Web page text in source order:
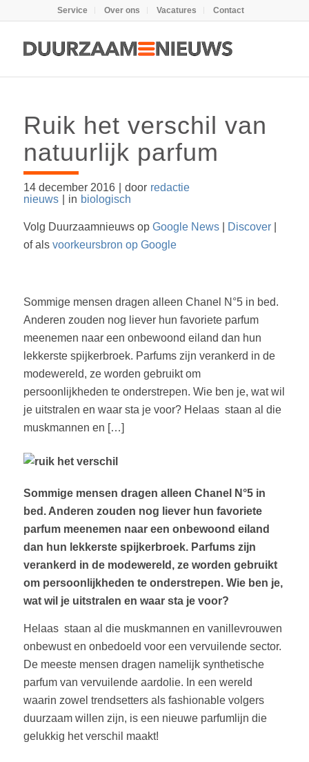
Service Over ons Vacatures Contact
Ruik het verschil van
natuurlijk parfum
14 december 2016 door redactie
nieuws
in biologisch
Volg Duurzaamnieuws op Google News| Discover|
of als voorkeursbron op Google
Sommige mensen dragen alleen Chanel N°5 in bed.
Anderen zouden nog liever hun favoriete parfum
meenemen naar een onbewoond eiland dan hun
lekkerste spijkerbroek. Parfums zijn verankerd in de
modewereld, ze worden gebruikt om
persoonlijkheden te onderstrepen. Wie ben je, wat wil
je uitstralen en waar sta je voor? Helaas staan al die
muskmannen en […]
Sommige mensen dragen alleen Chanel N°5 in
bed. Anderen zouden nog liever hun favoriete
parfum meenemen naar een onbewoond eiland
dan hun lekkerste spijkerbroek. Parfums zijn
verankerd in de modewereld, ze worden gebruikt
om persoonlijkheden te onderstrepen. Wie ben je,
wat wil je uitstralen en waar sta je voor?
Helaas staan al die muskmannen en vanillevrouwen
onbewust en onbedoeld voor een vervuilende sector.
De meeste mensen dragen namelijk synthetische
parfum van vervuilende aardolie. In een wereld
waarin zowel trendsetters als fashionable volgers
duurzaam willen zijn, is een nieuwe parfumlijn die
gelukkig het verschil maakt!